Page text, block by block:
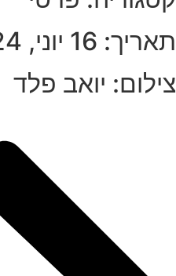
תאריך: 16 יוני, 2024
צילום: יואב פלד